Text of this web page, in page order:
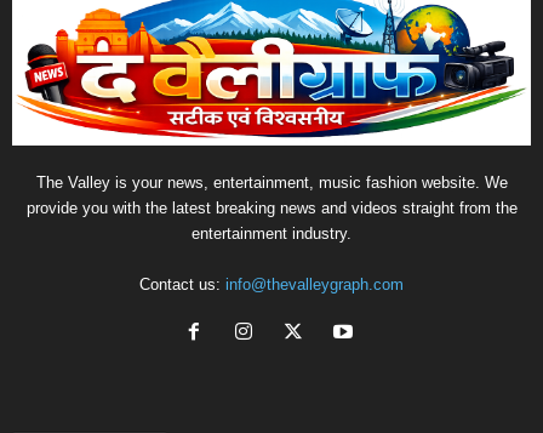
The Valley is your news, entertainment, music fashion website. We
provide you with the latest breaking news and videos straight from the
entertainment industry.
Contact us: info@thevalleygraph.com